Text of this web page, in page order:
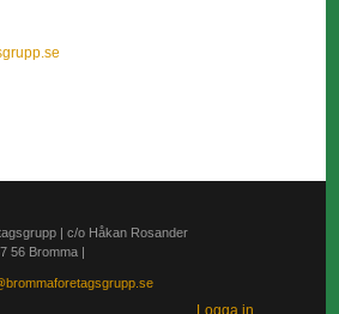
| c/o Håkan Rosander
56 Bromma |
Logga in